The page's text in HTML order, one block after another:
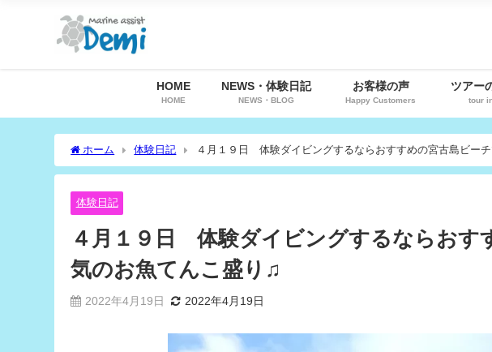
HOME
HOME
NEWS・体験日記
NEWS・BLOG
お客様の声
Happy Customers
ツアー
tour
ホーム 体験日記 ４月１９日 体験ダイビングするならおすすめの宮古島ビー
体験日記
４月１９日 体験ダイビングするならおす
気のお魚てんこ盛り♫
2022年4月19日 2022年4月19日